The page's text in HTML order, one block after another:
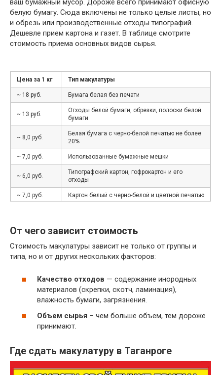
белую бумагу. Сюда включены не только целые листы, но
и обрезь или производственные отходы типографий.
Дешевле прием картона и газет. В таблице смотрите
стоимость приема основных видов сырья.
Цена за 1 кг Тип макулатуры
~ 18 руб. Бумага белая без печати
~ 13 руб.
Отходы белой бумаги, обрезки, полоски белой
бумаги
~ 8,0 руб.
Белая бумага с черно-белой печатью не более
20%
~ 7,0 руб. Использованные бумажные мешки
~ 6,0 руб.
Типографский картон, гофрокартон и его
отходы
~ 7,0 руб. Картон белый с черно-белой и цветной печатью
~ 5,5 руб.
использования газет и газетной бумаги
~ 3 руб. Бумажные гильзы, шпули, втулки
От чего зависит стоимость
Стоимость макулатуры зависит не только от группы и
типа, но и от других нескольких факторов:
Качество отходов — содержание инородных
материалов (скрепки, скотч, ламинация),
влажность бумаги, загрязнения.
Объем сырья – чем больше объем, тем дороже
принимают.
Где сдать макулатуру в Таганроге